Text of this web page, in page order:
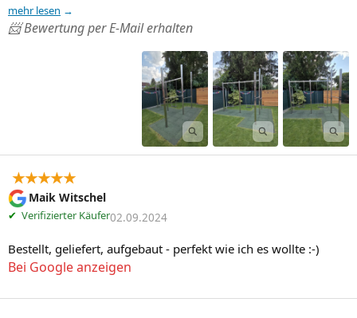
mehr lesen
📨 Bewertung per E-Mail erhalten
★★★★★
Maik Witschel
✔ Verifizierter Käufer02.09.2024
Bestellt, geliefert, aufgebaut - perfekt wie ich es wollte :-)
Bei Google anzeigen